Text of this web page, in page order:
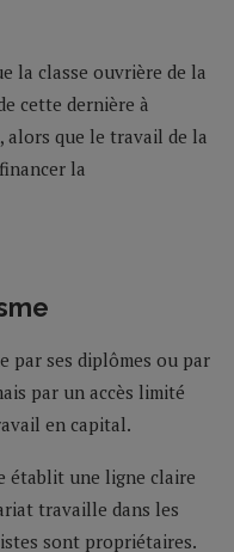
la classe ouvrière de la
cette dernière à
que le travail de la
la
par ses diplômes ou par
par un accès limité
en capital.
établit une ligne claire
travaille dans les
sont propriétaires.